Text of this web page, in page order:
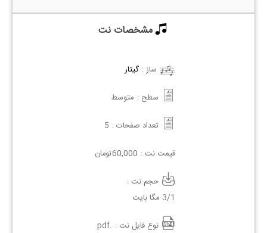
مشخصات نت
ساز : گیتار
سطح : متوسط
تعداد صفحات : 5
قیمت نت : 60,000تومان
حجم نت :
3/1 مگا بایت
نوع فایل نت : .pdf